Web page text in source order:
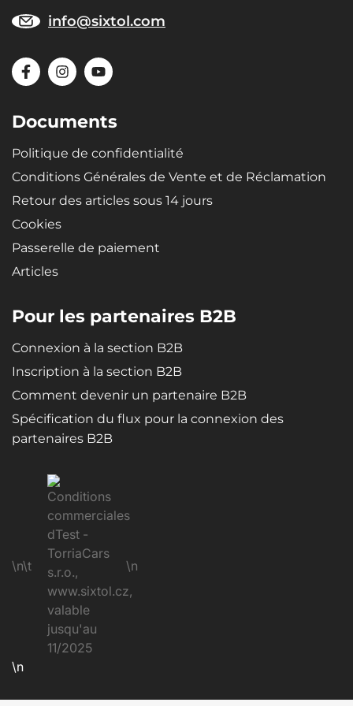
aspect élégant dans le véhicule concerné.
Matériau recyclable, très résistant et de qualité - le caoutchouc
retrouve sa forme d'origine.
info@sixtol.com
Documents
Politique de confidentialité
Conditions Générales de Vente et de Réclamation
Retour des articles sous 14 jours
Cookies
Passerelle de paiement
Articles
Pour les partenaires B2B
Connexion à la section B2B
Inscription à la section B2B
Comment devenir un partenaire B2B
Spécification du flux pour la connexion des
partenaires B2B
\n\t \n
\n